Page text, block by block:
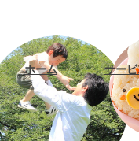
ホーム サー